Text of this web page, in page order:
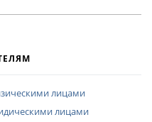
лицами
лицами